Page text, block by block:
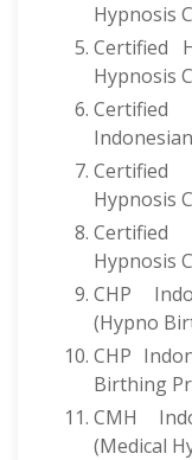
Hypnosis
Certified
Hypnosis
Certified
Hypnosis
Certified
Hypnosis
CHP
(Hypno
CHP
Birthing
CMH
(Medical